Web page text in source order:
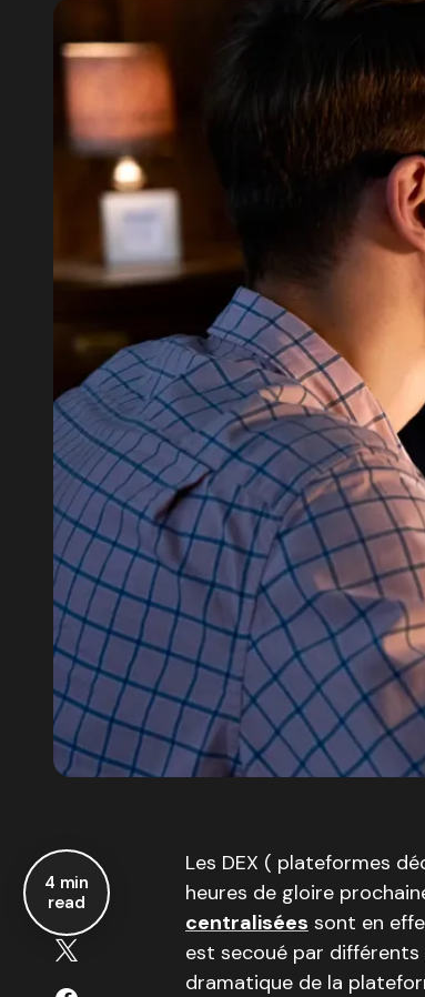
4 min
read
Les DEX ( plateformes
heures de gloire
centralisées sont en
est secoué par différents
dramatique de la